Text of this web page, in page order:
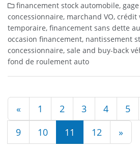
financement stock automobile,
concessionnaire, marchand VO, crédit
temporaire, financement sans dette
occasion financement, nantissement
concessionnaire, sale and buy-back
fond de roulement auto
« 1 2 3 4 5
9
10 11 12 »